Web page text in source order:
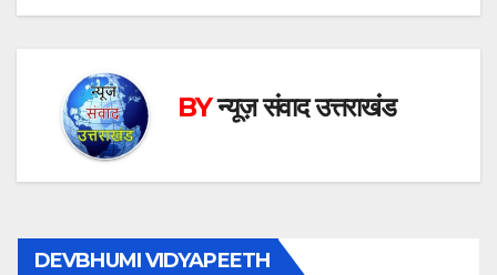
BYन्यूज़ संवाद उत्तराखंड
DEVBHUMI VIDYAPEETH